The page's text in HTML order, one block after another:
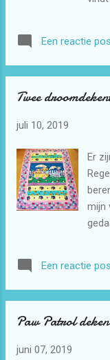
Een reactie
Twee
juli 10, 2019
Er
mijn
Ook
Een reactie
Paw Patrol deken
juni 07, 2019